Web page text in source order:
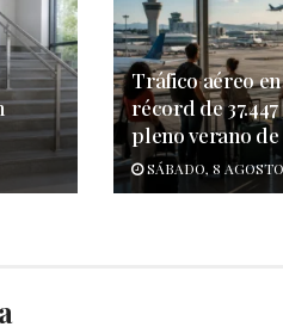
Tráfico aéreo
récord de
pleno verano de
SÁBADO, 8